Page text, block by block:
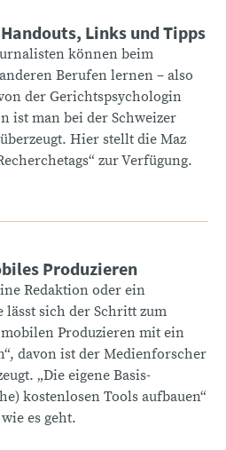
Links und Tipps
können beim
Berufen lernen – also
der Gerichtspsychologin
ist man bei der Schweizer
Hier stellt die Maz
zur Verfügung.
Produzieren
Redaktion oder ein
lässt sich der Schritt zum
Produzieren mit ein
davon ist der Medienforscher
„Die eigene Basis-
kostenlosen Tools aufbauen“
es geht.